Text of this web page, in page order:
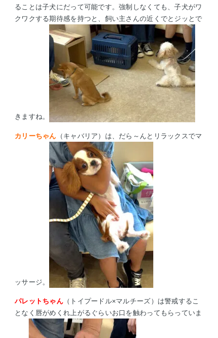
ることは子犬にだって可能です。強制しなくても、子犬がワ
クワクする期待感を持つと、飼い主さんの近くでとジッとで
きますね。
カリーちゃん （キャバリア）は、 だら～んとリラックスでマ
ッサージ。
パレットちゃん（トイプードル×マルチーズ）は警戒するこ
となく唇がめくれ上がるぐらいお口を触わってもらっていま